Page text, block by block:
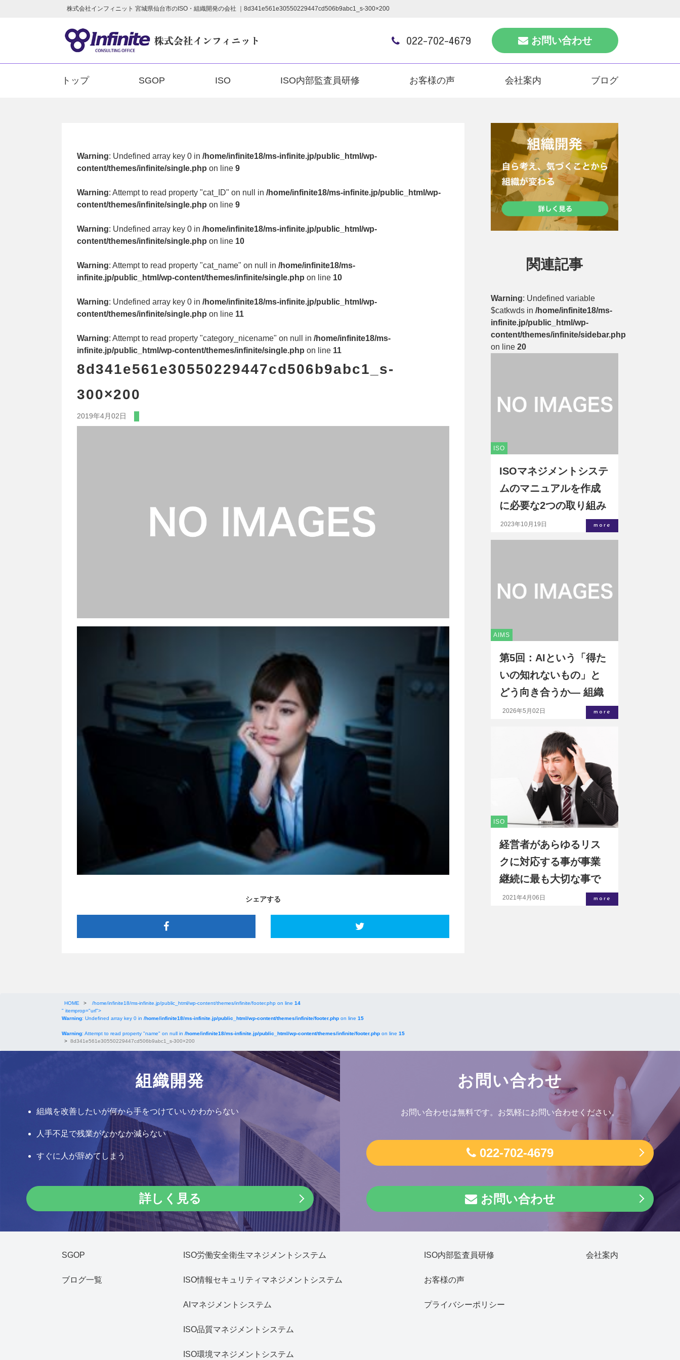
株式会社インフィニット 宮城県仙台市のISO・組織開発の会社 ｜8d341e561e30550229447cd506b9abc1_s-300×200
022-702-4679 お問い合わせ
トップ SGOP ISO ISO内部監査員研修 お客様の声 会社案内 ブログ
Warning: Undefined array key 0 in /home/infinite18/ms-infinite.jp/public_html/wp-
content/themes/infinite/single.php on line 9
Warning: Attempt to read property "cat_ID" on null in /home/infinite18/ms-infinite.jp/public_html/wp-
content/themes/infinite/single.php on line 9
Warning: Undefined array key 0 in /home/infinite18/ms-infinite.jp/public_html/wp-
content/themes/infinite/single.php on line 10
Warning: Attempt to read property "cat_name" on null in /home/infinite18/ms-
infinite.jp/public_html/wp-content/themes/infinite/single.php on line 10
Warning: Undefined array key 0 in /home/infinite18/ms-infinite.jp/public_html/wp-
content/themes/infinite/single.php on line 11
Warning: Attempt to read property "category_nicename" on null in /home/infinite18/ms-
infinite.jp/public_html/wp-content/themes/infinite/single.php on line 11
8d341e561e30550229447cd506b9abc1_s-
300×200
2019年4月02日
シェアする
関連記事
Warning: Undefined variable
$catkwds in /home/infinite18/ms-
infinite.jp/public_html/wp-
content/themes/infinite/sidebar.php
on line 20
ISO
ISOマネジメントシステ
ムのマニュアルを作成
に必要な2つの取り組み
2023年10月19日 more
AIMS
第5回：AIという「得た
いの知れないもの」と
どう向き合うか― 組織
の土台を作り直し、持
2026年5月02日 more
ISO
経営者があらゆるリス
クに対応する事が事業
継続に最も大切な事で
ある
2021年4月06日 more
HOME > /home/infinite18/ms-infinite.jp/public_html/wp-content/themes/infinite/footer.php on line 14
" itemprop="url">
Warning: Undefined array key 0 in /home/infinite18/ms-infinite.jp/public_html/wp-content/themes/infinite/footer.php on line 15
Warning: Attempt to read property "name" on null in /home/infinite18/ms-infinite.jp/public_html/wp-content/themes/infinite/footer.php on line 15
> 8d341e561e30550229447cd506b9abc1_s-300×200
組織開発
組織を改善したいが何から手をつけていいかわからない
人手不足で残業がなかなか減らない
すぐに人が辞めてしまう
詳しく見る
お問い合わせ
お問い合わせは無料です。お気軽にお問い合わせください。
022-702-4679
お問い合わせ
SGOP
ブログ一覧
ISO労働安全衛生マネジメントシステム
ISO情報セキュリティマネジメントシステム
AIマネジメントシステム
ISO品質マネジメントシステム
ISO環境マネジメントシステム
ISO内部監査員研修
お客様の声
プライバシーポリシー
会社案内